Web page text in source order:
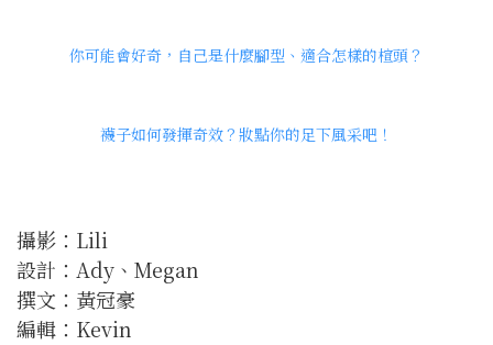
你可能會好奇，自己是什麼腳型、適合怎樣的楦頭？
襪子如何發揮奇效？妝點你的足下風采吧！
攝影：Lili
設計：Ady、Megan
撰文：黃冠豪
編輯：Kevin